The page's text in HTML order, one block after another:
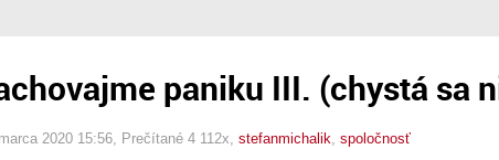
paniku III. (chystá sa
2020 15:56 , Prečítané 4 112x, stefanmichalik spoločnosť